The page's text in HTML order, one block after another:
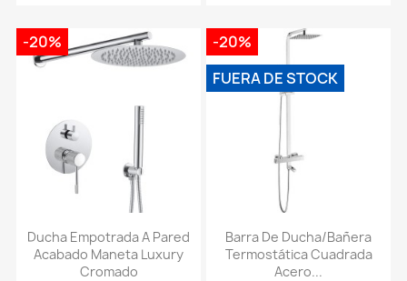
Ducha Empotrada A Pared
Acabado Maneta Luxury
Cromado
-20%
Barra De Ducha/bañera
Termostática Cuadrada
Acero...
-20%
FUERA DE STOCK